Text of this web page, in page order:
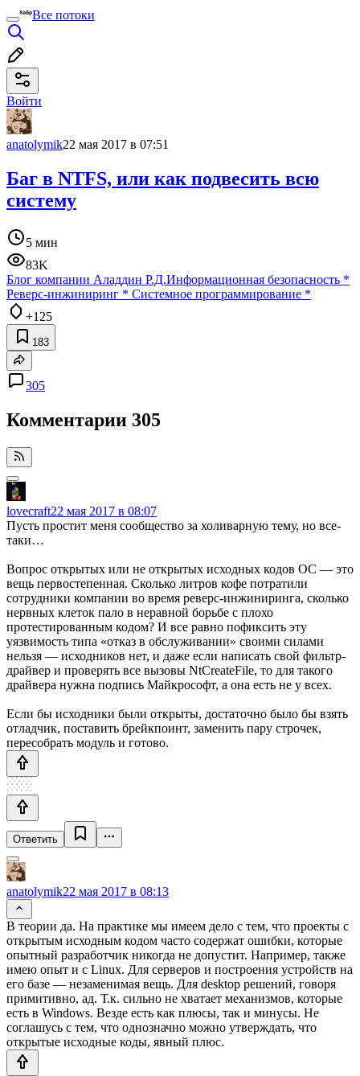
Все потоки
Войти
anatolymik22 мая 2017 в 07:51
Баг в NTFS, или как подвесить всю
систему
5 мин
83K
Блог компании Аладдин Р.Д.Информационная безопасность *
Реверс-инжиниринг * Системное программирование *
+125
183
305
Комментарии 305
lovecraft22 мая 2017 в 08:07
Пусть простит меня сообщество за холиварную тему, но все-
таки…
Вопрос открытых или не открытых исходных кодов ОС — это
вещь первостепенная. Сколько литров кофе потратили
сотрудники компании во время реверс-инжиниринга, сколько
нервных клеток пало в неравной борьбе с плохо
протестированным кодом? И все равно пофиксить эту
уязвимость типа «отказ в обслуживании» своими силами
нельзя — исходников нет, и даже если написать свой фильтр-
драйвер и проверять все вызовы NtCreateFile, то для такого
драйвера нужна подпись Майкрософт, а она есть не у всех.
Если бы исходники были открыты, достаточно было бы взять
отладчик, поставить брейкпоинт, заменить пару строчек,
пересобрать модуль и готово.
Ответить
anatolymik22 мая 2017 в 08:13
В теории да. На практике мы имеем дело с тем, что проекты с
открытым исходным кодом часто содержат ошибки, которые
опытный разработчик никогда не допустит. Например, также
имею опыт и с Linux. Для серверов и построения устройств на
его базе — незаменимая вещь. Для desktop решений, говоря
примитивно, ад. Т.к. сильно не хватает механизмов, которые
есть в Windows. Везде есть как плюсы, так и минусы. Не
соглашусь с тем, что однозначно можно утверждать, что
открытые исходные коды, явный плюс.